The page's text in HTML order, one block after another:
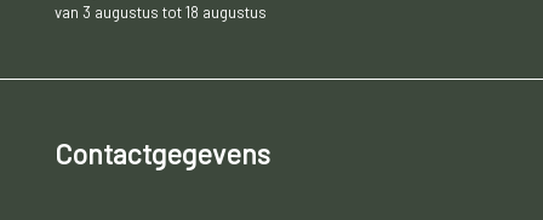
van 3 augustus tot 18 augustus
Contactgegevens